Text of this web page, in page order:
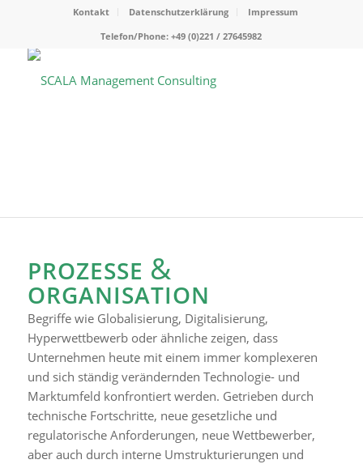
Kontakt Datenschutzerklärung
Impressum
Telefon/Phone: +49 (0)221 / 27645982
PROZESSE &
ORGANISATION
Begriffe wie Globalisierung, Digitalisierung,
Hyperwettbewerb oder ähnliche zeigen, dass
Unternehmen heute mit einem immer komplexeren
und sich ständig verändernden Technologie- und
Marktumfeld konfrontiert werden. Getrieben durch
technische Fortschritte, neue gesetzliche und
regulatorische Anforderungen, neue Wettbewerber,
aber auch durch interne Umstrukturierungen und